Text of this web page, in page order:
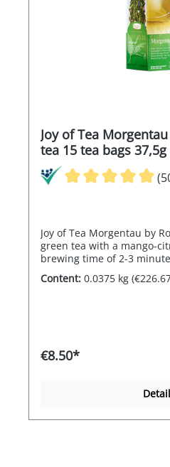
Joy of Tea
tea 15 tea bags 37,5g
Joy of Tea Morgentau by
green tea with a mango-
brewing time of 2-3
Content: 0.0375 kg
€8.50*